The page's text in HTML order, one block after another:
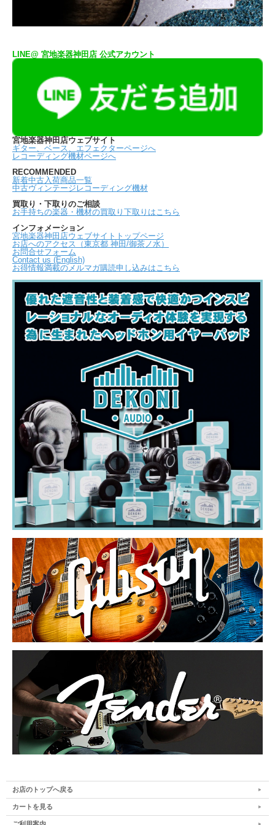
LINE@ 宮地楽器神田店 公式アカウント
宮地楽器神田店ウェブサイト
ギター、ベース、エフェクターページへ
レコーディング機材ページへ
RECOMMENDED
新着中古入荷商品一覧
中古ヴィンテージレコーディング機材
買取り・下取りのご相談
お手持ちの楽器・機材の買取り下取りはこちら
インフォメーション
宮地楽器神田店ウェブサイトトップページ
お店へのアクセス（東京都 神田/御茶ノ水）
お問合せフォーム
Contact us (English)
お得情報満載のメルマガ購読申し込みはこちら
お店のトップへ戻る
カートを見る